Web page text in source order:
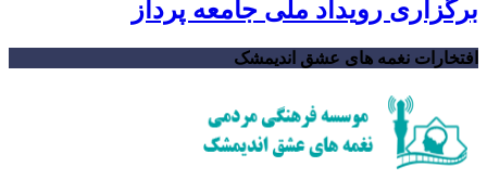
برگزاری رویداد ملی جامعه پرداز
افتخارات نغمه های عشق اندیمشک